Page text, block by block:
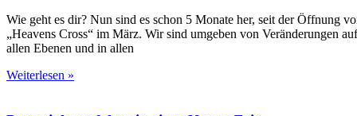
Wie geht es dir? Nun sind es schon 5 Monate her, seit der Öffnung
„Heavens Cross“ im März. Wir sind umgeben von Veränderungen auf
allen Ebenen und in allen
Weiterlesen »